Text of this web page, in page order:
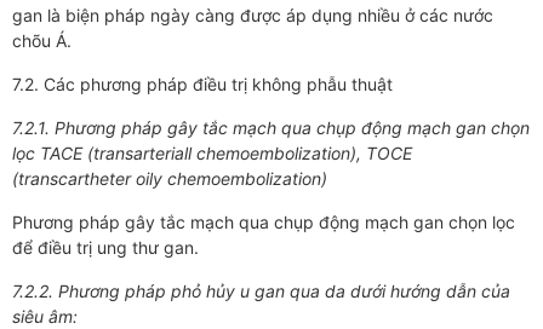
gan là biện pháp ngày càng được áp dụng nhiều ở các nước
chõu Á.
7.2. Các phương pháp điều trị không phẫu thuật
7.2.1. Phương pháp gây tắc mạch qua chụp động mạch gan chọn
lọc TACE (transarteriall chemoembolization), TOCE
(transcartheter oily chemoembolization)
Phương pháp gây tắc mạch qua chụp động mạch gan chọn lọc
để điều trị ung thư gan.
7.2.2. Phương pháp phỏ hủy u gan qua da dưới hướng dẫn của
siêu âm: